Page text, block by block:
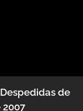
de